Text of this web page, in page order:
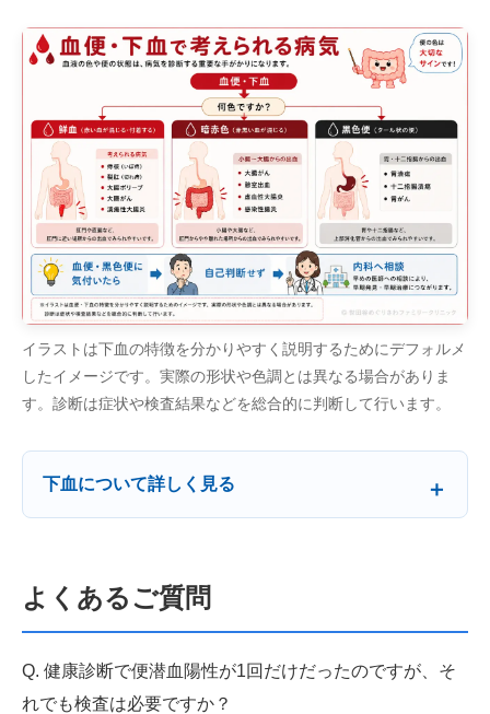
イラストは下血の特徴を分かりやすく説明するためにデフォルメ
したイメージです。実際の形状や色調とは異なる場合がありま
す。診断は症状や検査結果などを総合的に判断して行います。
下血について詳しく見る
よくあるご質問
Q. 健康診断で便潜血陽性が1回だけだったのですが、そ
れでも検査は必要ですか？